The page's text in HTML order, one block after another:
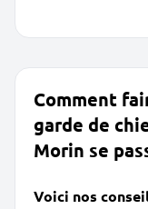
Comment
garde de
Morin se
Voici nos